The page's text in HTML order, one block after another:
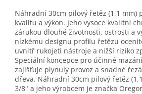
Náhradní 30cm pilový řetěz (1,1 mm)
kvalitu a výkon. Jeho vysoce kvalitní
zárukou dlouhé životnosti, ostrosti a
nízkému designu profilu řetězu
uvnitř rukojeti nástroje a nižší riziko
Speciální koncepce pro účinné
zajišťuje plynulý provoz a snadné
dřeva. Náhradní 30cm pilový řetěz
3/8" a jeho výrobcem je značka